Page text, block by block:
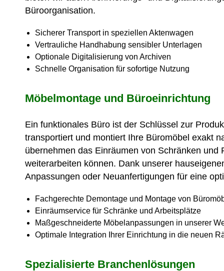
Büroorganisation.
Sicherer Transport in speziellen Aktenwagen
Vertrauliche Handhabung sensibler Unterlagen
Optionale Digitalisierung von Archiven
Schnelle Organisation für sofortige Nutzung
Möbelmontage und Büroeinrichtung
Ein funktionales Büro ist der Schlüssel zur
transportiert und montiert Ihre Büromöbel exakt
übernehmen das Einräumen von Schränken und
weiterarbeiten können. Dank unserer
Anpassungen oder Neuanfertigungen für eine
Fachgerechte Demontage und Montage von
Einräumservice für Schränke und Arbeitsplätze
Maßgeschneiderte Möbelanpassungen in unserer
Optimale Integration Ihrer Einrichtung in die neuen
Spezialisierte Branchenlösungen